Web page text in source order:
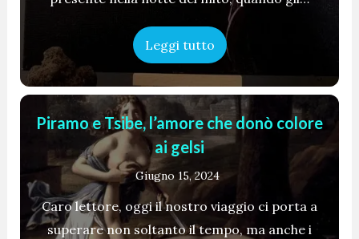
Leggi tutto
Piramo e Tsibe, l’amore che donò colore
ai gelsi
Giugno 15, 2024
Caro lettore, oggi il nostro viaggio ci porta a
superare non soltanto il tempo, ma anche i